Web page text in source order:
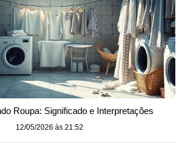
Roupa: Significado e Interpretações
12/05/2026 às 21:52